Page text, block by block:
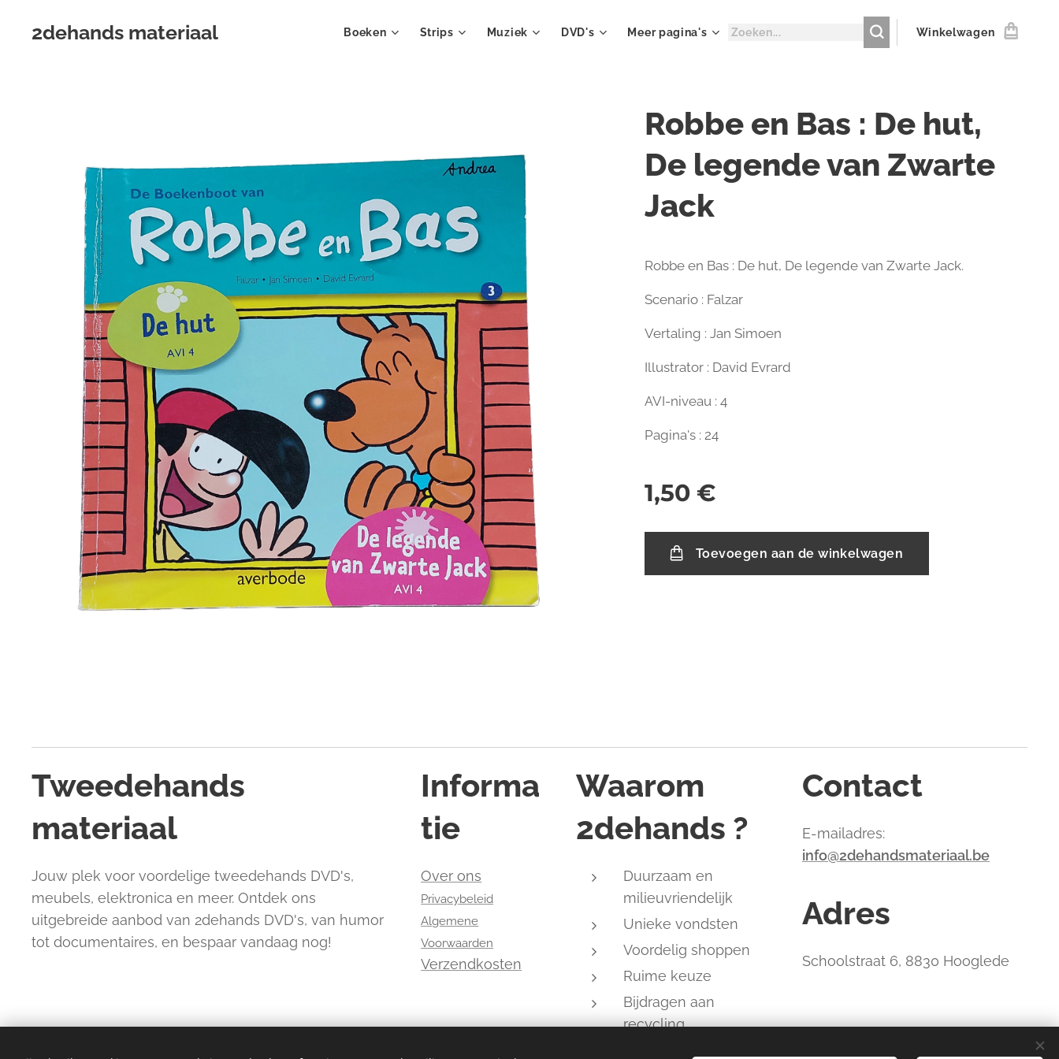
2dehands materiaal Boeken Strips Muziek DVD's Meer pagina's Winkelwagen
Robbe en Bas : De hut,
De legende van Zwarte
Jack
Robbe en Bas : De hut, De legende van Zwarte Jack.
Scenario : Falzar
Vertaling : Jan Simoen
Illustrator : David Evrard
AVI-niveau : 4
Pagina's : 24
1,50 €
Toevoegen aan de winkelwagen
Tweedehands
materiaal
Jouw plek voor voordelige tweedehands DVD's,
meubels, elektronica en meer. Ontdek ons
uitgebreide aanbod van 2dehands DVD's, van humor
tot documentaires, en bespaar vandaag nog!
Informa
tie
Over ons
Privacybeleid
Algemene
Voorwaarden
Verzendkosten
Waarom
2dehands ?
Duurzaam en
milieuvriendelijk
Unieke vondsten
Voordelig shoppen
Ruime keuze
Bijdragen aan
recycling
Contact
E-mailadres:
info@2dehandsmateriaal.be
Adres
Schoolstraat 6, 8830 Hooglede